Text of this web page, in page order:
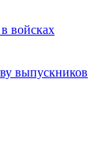
войсках
выпускников